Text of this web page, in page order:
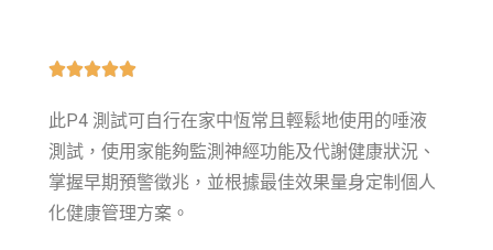

此P4 測試可自行在家中恆常且輕鬆地使用的唾液
測試，使用家能夠監測神經功能及代謝健康狀況、
掌握早期預警徵兆，並根據最佳效果量身定制個人
化健康管理方案。